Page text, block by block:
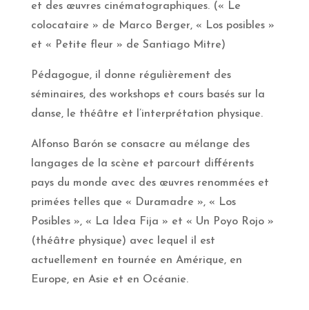
et des œuvres cinématographiques. (« Le
colocataire » de Marco Berger, « Los posibles »
et « Petite fleur » de Santiago Mitre)
Pédagogue, il donne régulièrement des
séminaires, des workshops et cours basés sur la
danse, le théâtre et l’interprétation physique.
Alfonso Barón se consacre au mélange des
langages de la scène et parcourt différents
pays du monde avec des œuvres renommées et
primées telles que « Duramadre », « Los
Posibles », « La Idea Fija » et « Un Poyo Rojo »
(théâtre physique) avec lequel il est
actuellement en tournée en Amérique, en
Europe, en Asie et en Océanie.